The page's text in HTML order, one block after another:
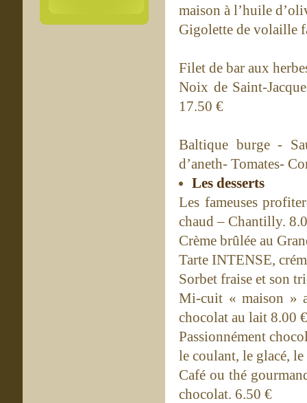
maison à l’huile
Gigolette de volaille
Filet de bar aux
Noix de Saint-
17.50 €
Baltique burge -
d’aneth- Tomates-
Les desserts
Les fameuses
chaud – Chantilly.
Crème brûlée au
Tarte INTENSE,
Sorbet fraise et son
Mi-cuit « maison »
chocolat au lait 8.00 €
Passionnément
le coulant, le glacé,
Café ou thé
chocolat. 6.50 €